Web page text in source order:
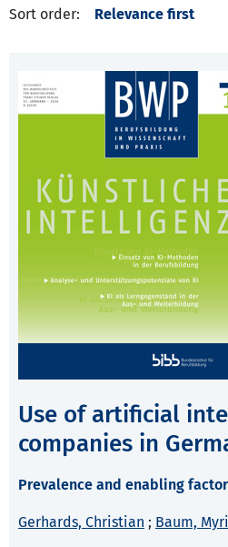
Sort order:
Use of artificial
companies in
Prevalence and enabling
Gerhards, Christian ; Baum,